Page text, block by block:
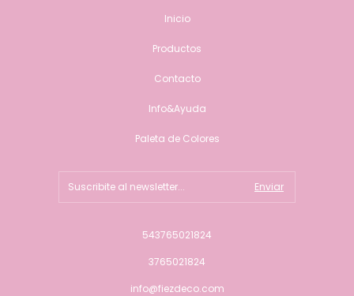
Inicio
Productos
Contacto
Info&Ayuda
Paleta de Colores
543765021824
3765021824
info@fiezdeco.com